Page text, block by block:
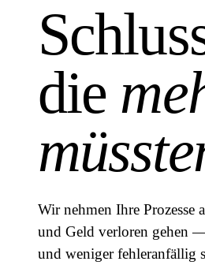
die
Wir nehmen Ihre Prozesse
und Geld verloren gehen
und weniger fehleranfällig